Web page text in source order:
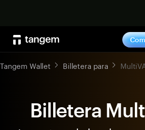
Tangem Wallet Billetera para
Billetera